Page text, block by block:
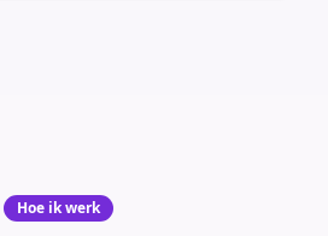
Hoe ik werk